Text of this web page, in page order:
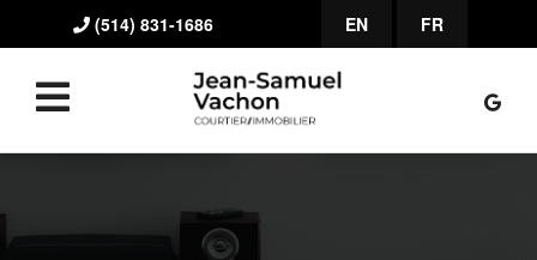
(514) 831-1686 EN FR